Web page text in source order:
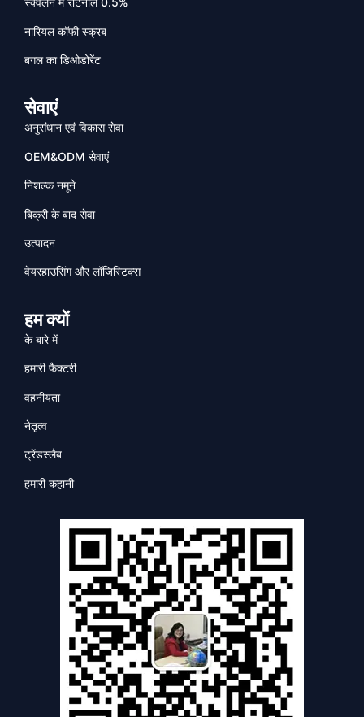
नारियल कॉफी स्क्रब
बगल का डिओडोरेंट
सेवाएं
अनुसंधान एवं विकास सेवा
OEM&ODM सेवाएं
निशल्क नमूने
बिक्री के बाद सेवा
उत्पादन
वेयरहाउसिंग और लॉजिस्टिक्स
हम क्यों
के बारे में
हमारी फैक्टरी
वहनीयता
नेतृत्व
ट्रेंडस्लैब
हमारी कहानी